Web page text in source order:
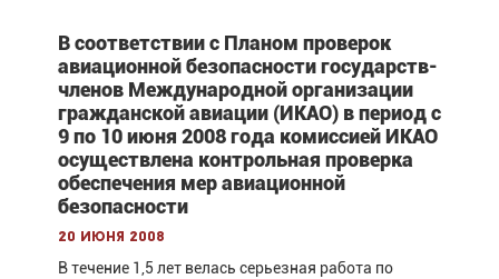
В соответствии с Планом проверок
авиационной безопасности государств-
членов Международной организации
гражданской авиации (ИКАО) в период с
9 по 10 июня 2008 года комиссией ИКАО
осуществлена контрольная проверка
обеспечения мер авиационной
безопасности
20 июня 2008
В течение 1,5 лет велась серьезная работа по